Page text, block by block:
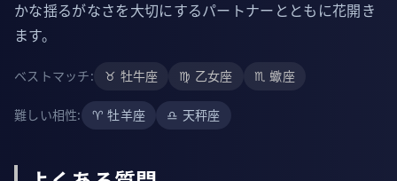
かな揺るがなさを大切にするパートナーとともに花開き
ます。
ベストマッチ: ♉ 牡牛座 ♍ 乙女座 ♏ 蠍座
難しい相性: ♈ 牡羊座 ♎ 天秤座